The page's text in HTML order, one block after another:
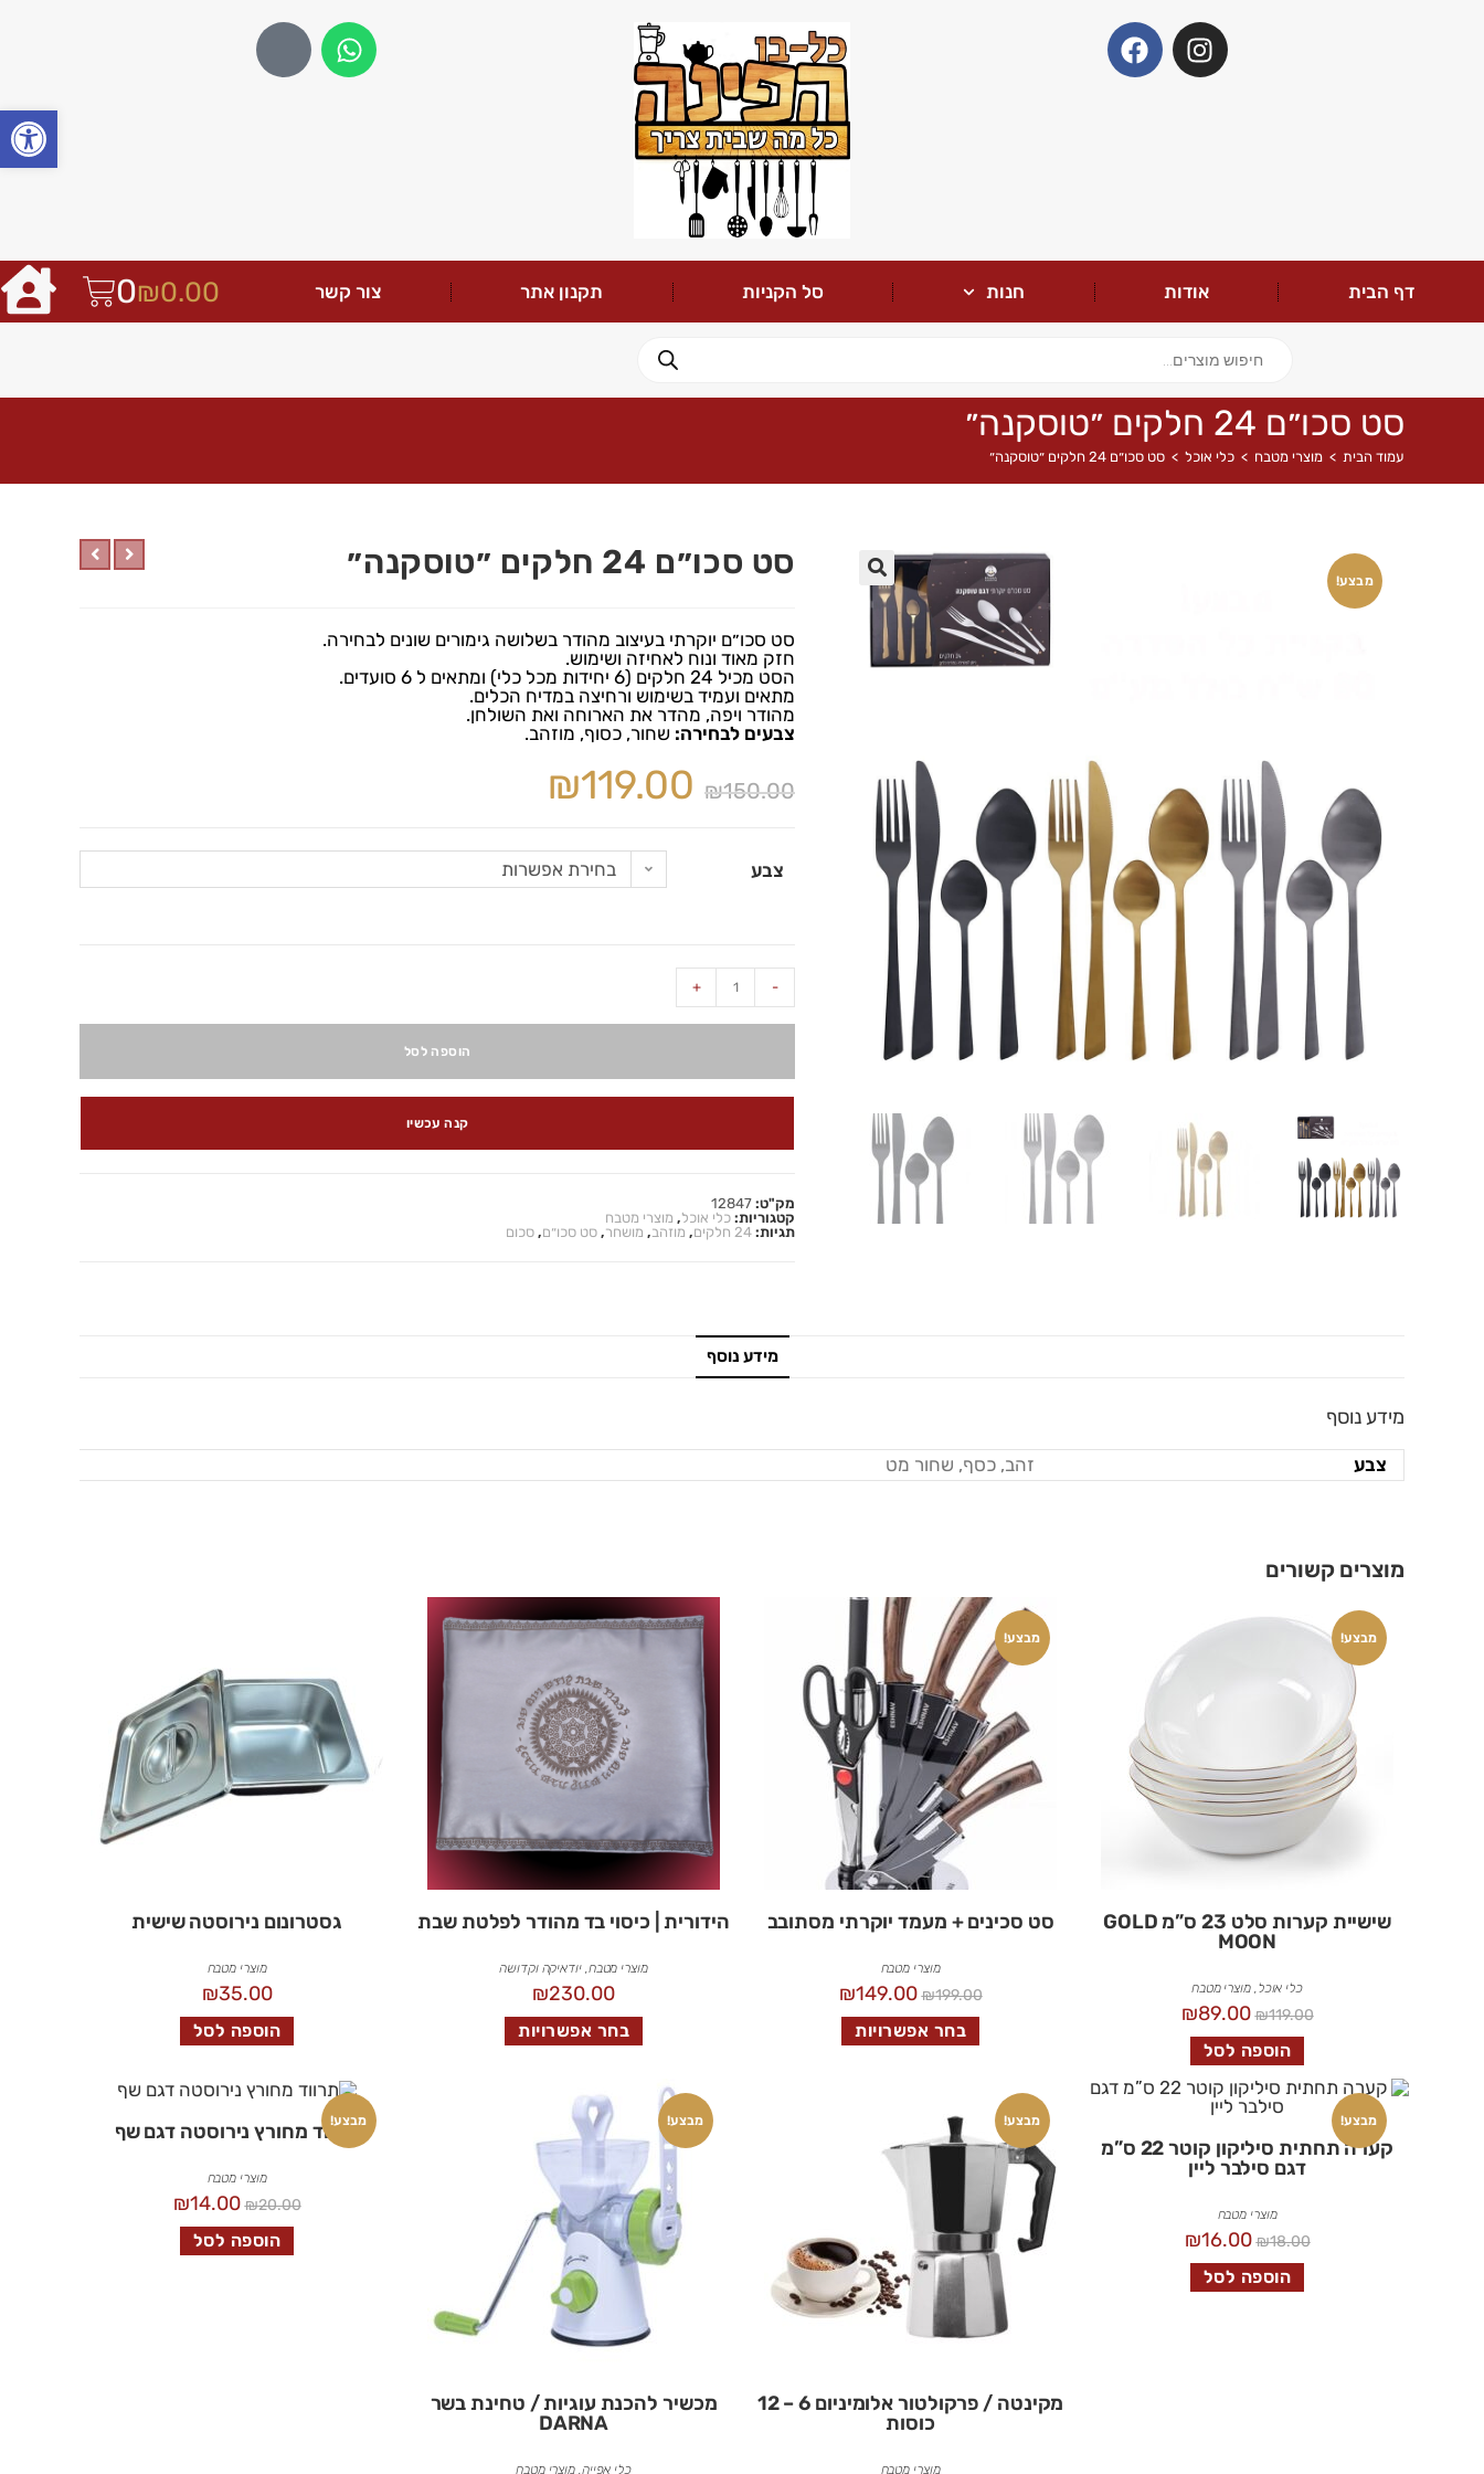
דף הבית אודות חנות סל הקניות תקנון אתר צור קשר ₪0.00
0
סט סכו״ם 24 חלקים ״טוסקנה״
עמוד הבית > מוצרי מטבח > כלי אוכל > סט סכו״ם 24 חלקים ״טוסקנה״
מבצע!
🔍
סט סכו״ם 24 חלקים ״טוסקנה״
סט סכו״ם יוקרתי בעיצוב מהודר בשלושה גימורים שונים לבחירה.
חזק מאוד ונוח לאחיזה ושימוש.
הסט מכיל 24 חלקים (6 יחידות מכל כלי) ומתאים ל 6 סועדים.
מתאים ועמיד בשימוש ורחיצה במדיח הכלים.
מהודר ויפה, מהדר את הארוחה ואת השולחן.
צבעים לבחירה: שחור, כסוף, מוזהב.
₪150.00
₪119.00
צבע בחירת אפשרות
-
+
הוספה לסל
קנה עכשיו
מק"ט: 12847
קטגוריות: כלי אוכל, מוצרי מטבח
תגיות: 24 חלקים , מוזהב, מושחר, סט סכו״ם, סכום
מידע נוסף
מידע נוסף
צבע זהב, כסף, שחור מט
מוצרים קשורים
מבצע!
שישיית קערות סלט 23 ס”מ GOLD
MOON
כלי אוכל,מוצרי מטבח
₪119.00
₪89.00
הוספה לסל
מבצע!
סט סכינים + מעמד יוקרתי מסתובב
מוצרי מטבח
₪199.00
₪149.00
בחר אפשרויות
הידורית | כיסוי בד מהודר לפלטת שבת
מוצרי מטבח,יודאיקה וקדושה
₪230.00
בחר אפשרויות
גסטרונום נירוסטה שישית
מוצרי מטבח
₪35.00
הוספה לסל
מבצע!
קערה תחתית סיליקון קוטר 22 ס”מ
דגם סילבר ליין
מוצרי מטבח
₪18.00
₪16.00
הוספה לסל
מבצע!
מקינטה / פרקולטור אלומיניום 6 – 12
כוסות
מוצרי מטבח
מבצע!
מכשיר להכנת עוגיות / טחינת בשר
DARNA
כלי אפייה, מוצרי מטבח
מבצע!
תרווד מחורץ נירוסטה דגם שף
מוצרי מטבח
₪20.00
₪14.00
הוספה לסל